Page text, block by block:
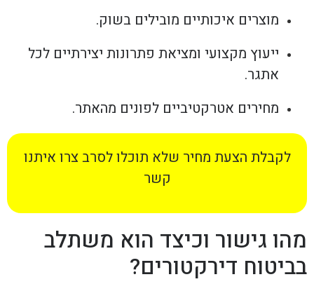
מוצרים איכותיים מובילים בשוק.
ייעוץ מקצועי ומציאת פתרונות יצירתיים לכל
אתגר.
מחירים אטרקטיביים לפונים מהאתר.
לקבלת הצעת מחיר שלא תוכלו לסרב צרו איתנו
קשר
מהו גישור וכיצד הוא משתלב
בביטוח דירקטורים?